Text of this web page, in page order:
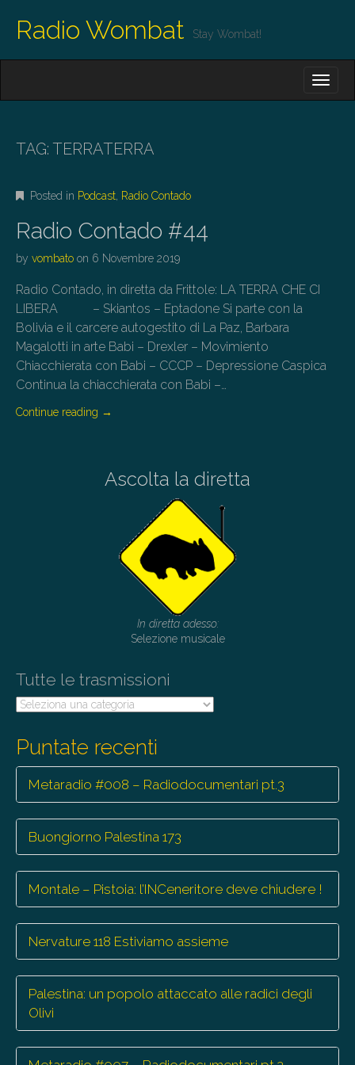
Radio Wombat Stay Wombat!
N
M
N
U
O
C
T
N
TAG: TERRATERRA
Posted in Podcast Radio Contado
Radio Contado #44
by vombato on 6 Novembre 2019
Radio Contado, in diretta da Frittole: LA TERRA CHE CI
LIBERA – Skiantos – Eptadone Si parte con la
Bolivia e il carcere autogestito di La Paz, Barbara
Magalotti in arte Babi – Drexler – Movimiento
Chiacchierata con Babi – CCCP – Depressione Caspica
Continua la chiacchierata con Babi –…
Continue reading →
Ascolta la diretta
In diretta adesso:
Selezione musicale
Tutte le trasmissioni
Tutte
Puntate recenti
Metaradio #008 – Radiodocumentari pt.3
Buongiorno Palestina 173
Montale – Pistoia: l’INCeneritore deve chiudere !
Nervature 118 Estiviamo assieme
Palestina: un popolo attaccato alle radici degli
Olivi